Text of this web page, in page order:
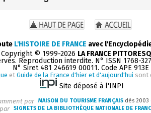
L'HISTOIRE DE FRANCE avec
Copyright © 1999-2026 LA FRANCE
Reproduction interdite. N° ISSN 1768-
N° Siret 481 246619 00011. Code APE 913E
et Guide de la France d'hier et d'aujourd'hui sont
Site déposé à l'INPI
par MAISON DU TOURISME FRANÇAIS dès
SIGNETS DE LA BIBLIOTHÈQUE NATIONALE DE